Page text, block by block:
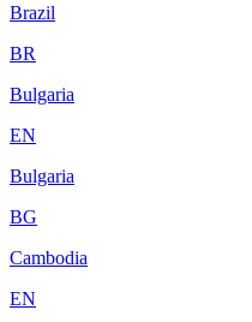
Brazil
BR
Bulgaria
EN
Bulgaria
BG
Cambodia
EN